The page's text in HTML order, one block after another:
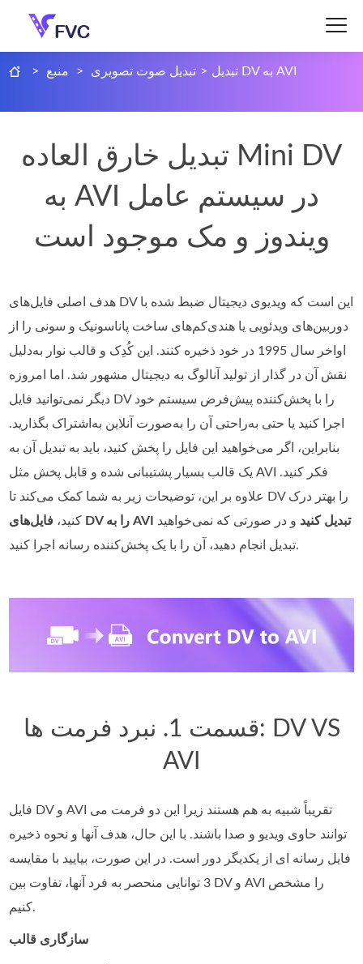
> منبع > تبدیل صوت تصویری > تبدیل DV به AVI
تبدیل خارق العاده Mini DV
به AVI در سیستم عامل
ویندوز و مک موجود است
هدف اصلی فایل‌های DV این است که ویدیوی دیجیتال ضبط‌ شده با
دوربین‌های ویدئویی یا هندی‌کم‌های ساخت پاناسونیک و سونی را از
اواخر سال 1995 در خود ذخیره کنند. این کُدِک و قالب نوار به‌دلیل
نقش آن در گذار از تولید آنالوگ به دیجیتال مشهور شد. اما امروزه
دیگر نمی‌توانید فایل DV را با پخش‌کننده پیش‌فرض سیستم خود
اجرا کنید یا حتی به‌راحتی آن را به‌صورت آنلاین به‌اشتراک بگذارید.
بنابراین، اگر می‌خواهید این فایل را پخش کنید، باید به تبدیل آن به
یک قالب بسیار پشتیبانی‌ شده و قابل‌ پخش مثل AVI فکر کنید.
علاوه بر این، توضیحات زیر به شما کمک می‌کند تا DV را بهتر درک
کنید،
فایل‌های DV را به AVI تبدیل کنید و در صورتی که نمی‌خواهید
تبدیل انجام دهید، آن را با یک پخش‌کننده رسانه اجرا کنید.
قسمت 1. نبرد فرمت ها: DV VS
AVI
فایل DV و AVI تقریباً شبیه به هم هستند زیرا این دو فرمت می
توانند حاوی ویدیو و صدا باشند. با این حال، هدف آنها و نحوه ذخیره
فایل رسانه ای از یکدیگر دور است. در این صورت، بیایید با مقایسه
3 توانایی منحصر به فرد آنها، تفاوت بین DV و AVI را مشخص
کنیم.
سازگاری قالب